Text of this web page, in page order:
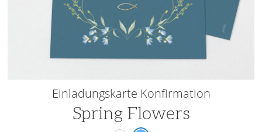
Einladungskarte Konfirmation
Spring Flowers